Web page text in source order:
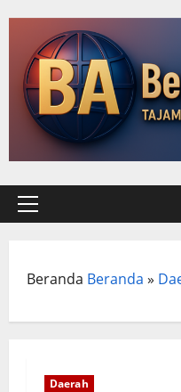
content
Primary
Beranda Beranda »
Daerah